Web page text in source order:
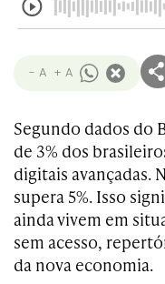
- A + A
Segundo dados do
de 3% dos
digitais avançadas.
supera 5%. Isso
ainda vivem em
sem acesso,
da nova economia.